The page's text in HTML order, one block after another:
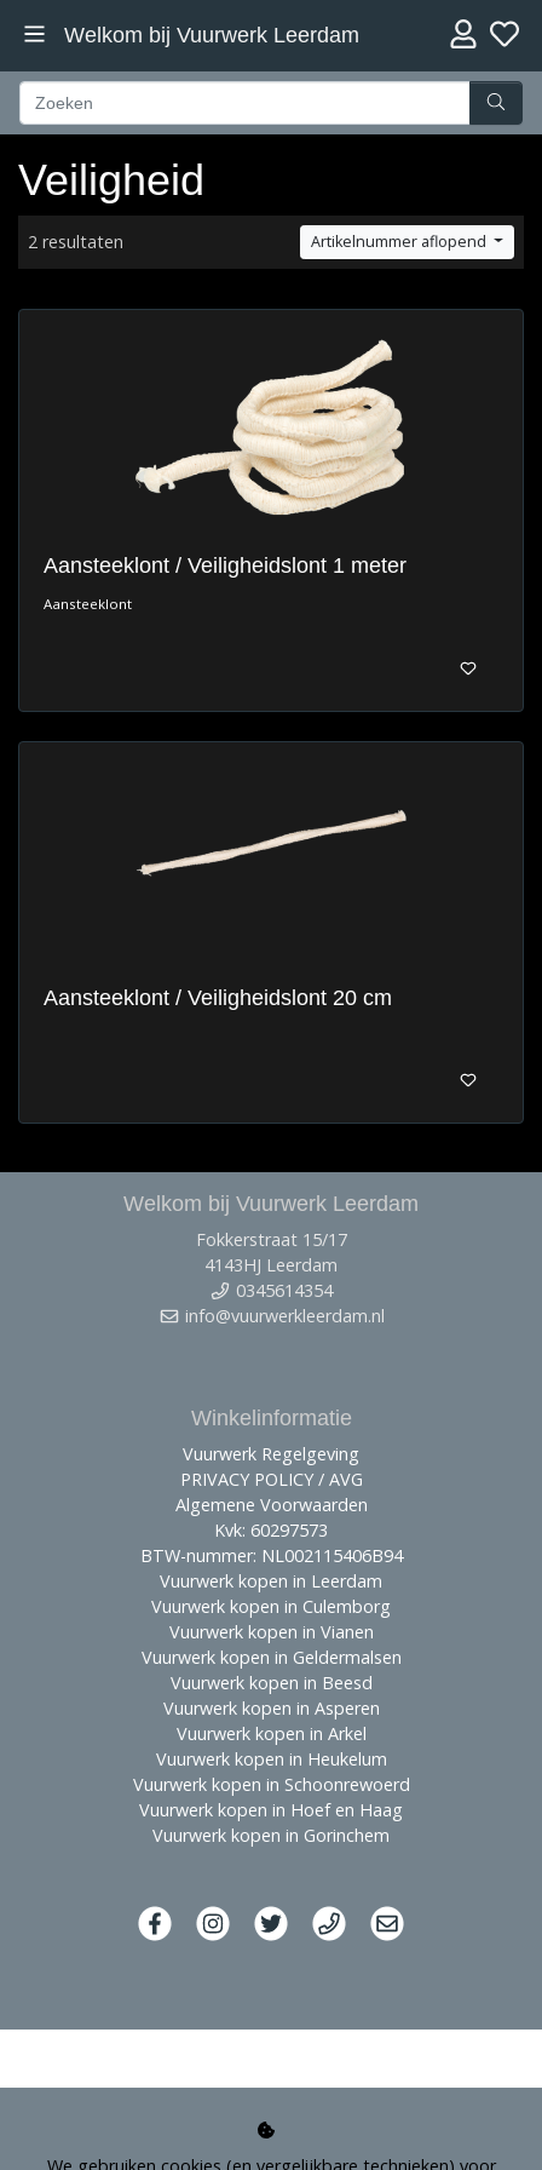
Welkom bij Vuurwerk Leerdam
Veiligheid
2 resultaten Artikelnummer aflopend
Aansteeklont / Veiligheidslont 1 meter
Aansteeklont
Aansteeklont / Veiligheidslont 20 cm
Welkom bij Vuurwerk Leerdam
Fokkerstraat 15/17
4143HJ Leerdam
0345614354
info@vuurwerkleerdam.nl
Winkelinformatie
Vuurwerk Regelgeving
PRIVACY POLICY / AVG
Algemene Voorwaarden
Kvk: 60297573
BTW-nummer: NL002115406B94
Vuurwerk kopen in Leerdam
Vuurwerk kopen in Culemborg
Vuurwerk kopen in Vianen
Vuurwerk kopen in Geldermalsen
Vuurwerk kopen in Beesd
Vuurwerk kopen in Asperen
Vuurwerk kopen in Arkel
Vuurwerk kopen in Heukelum
Vuurwerk kopen in Schoonrewoerd
Vuurwerk kopen in Hoef en Haag
Vuurwerk kopen in Gorinchem